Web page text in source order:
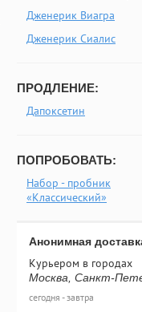
Дженерик Виагра
Дженерик Сиалис
ПРОДЛЕНИЕ:
Дапоксетин
ПОПРОБОВАТЬ:
Набор - пробник
«Классический»
Анонимная
Курьером в городах
Москва, Санкт-
сегодня - завтра